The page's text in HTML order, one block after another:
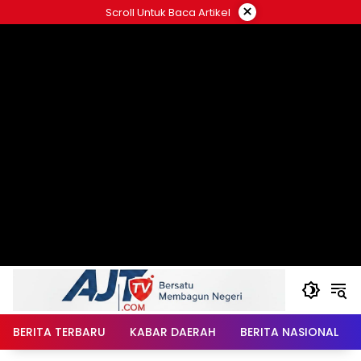
ke
Scroll Untuk Baca Artikel ×
BERITA TERBARU KABAR DAERAH BERITA NASIONAL